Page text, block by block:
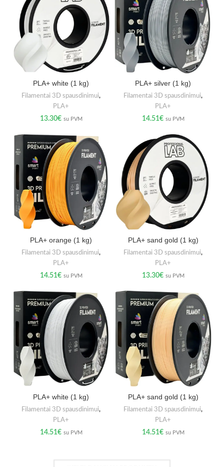
PLA+ white (1 kg)
Filamentai 3D spausdinimui,
PLA+
13.30€ su PVM
PLA+ silver (1 kg)
Filamentai 3D spausdinimui,
PLA+
14.51€ su PVM
PLA+ orange (1 kg)
Filamentai 3D spausdinimui,
PLA+
14.51€ su PVM
PLA+ sand gold (1 kg)
Filamentai 3D spausdinimui,
PLA+
13.30€ su PVM
PLA+ white (1 kg)
Filamentai 3D spausdinimui,
PLA+
14.51€ su PVM
PLA+ sand gold (1 kg)
Filamentai 3D spausdinimui,
PLA+
14.51€ su PVM